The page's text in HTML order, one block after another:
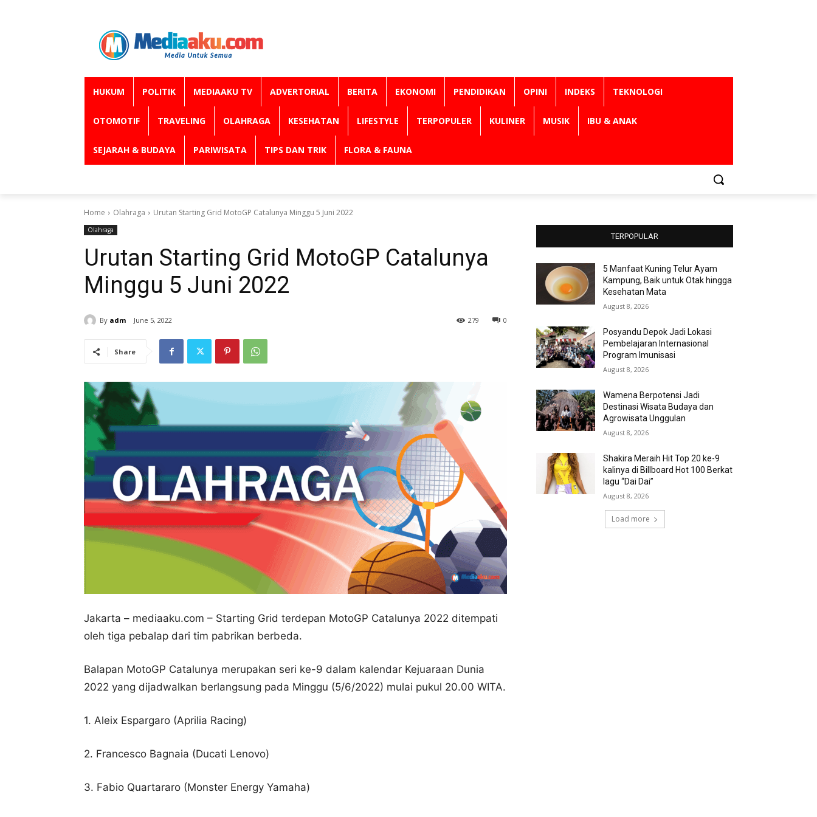
HUKUM POLITIK MEDIAAKU TV ADVERTORIAL BERITA EKONOMI PENDIDIKAN OPINI INDEKS TEKNOLOGI
OTOMOTIF TRAVELING OLAHRAGA KESEHATAN LIFESTYLE TERPOPULER KULINER MUSIK IBU & ANAK
SEJARAH & BUDAYA PARIWISATA TIPS DAN TRIK FLORA & FAUNA
Home Olahraga Urutan Starting Grid MotoGP Catalunya Minggu 5 Juni 2022
Olahraga
Urutan Starting Grid MotoGP Catalunya
Minggu 5 Juni 2022
By adm June 5, 2022 0
279
Share
Jakarta – mediaaku.com – Starting Grid terdepan MotoGP Catalunya 2022 ditempati
oleh tiga pebalap dari tim pabrikan berbeda.
Balapan MotoGP Catalunya merupakan seri ke-9 dalam kalendar Kejuaraan Dunia
2022 yang dijadwalkan berlangsung pada Minggu (5/6/2022) mulai pukul 20.00 WITA.
1. Aleix Espargaro (Aprilia Racing)
2. Francesco Bagnaia (Ducati Lenovo)
3. Fabio Quartararo (Monster Energy Yamaha)
TERPOPULAR
5 Manfaat Kuning Telur Ayam
Kampung, Baik untuk Otak hingga
Kesehatan Mata
August 8, 2026
Posyandu Depok Jadi Lokasi
Pembelajaran Internasional
Program Imunisasi
August 8, 2026
Wamena Berpotensi Jadi
Destinasi Wisata Budaya dan
Agrowisata Unggulan
August 8, 2026
Shakira Meraih Hit Top 20 ke-9
kalinya di Billboard Hot 100 Berkat
lagu “Dai Dai”
August 8, 2026
Load more